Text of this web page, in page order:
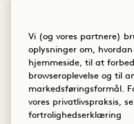
Vi (og vores partnere)
oplysninger om,
hjemmeside, til at
browseroplevelse og til
markedsføringsformål.
vores privatlivspraksis,
fortrolighedserklæring